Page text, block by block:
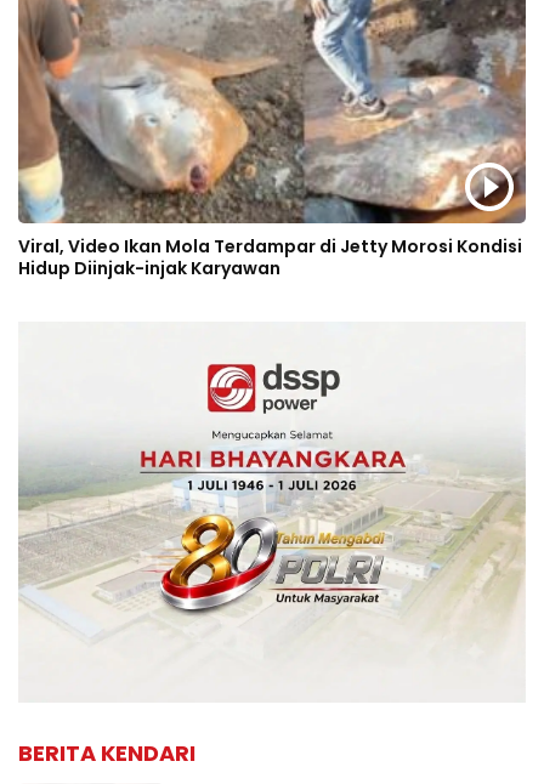
Viral, Video Ikan Mola Terdampar di Jetty Morosi Kondisi
Hidup Diinjak-injak Karyawan
BERITA KENDARI